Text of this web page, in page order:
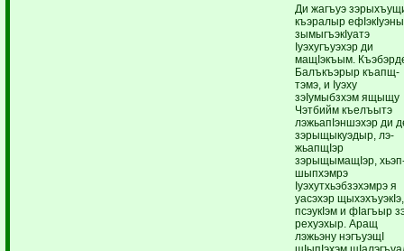
Ди жагъуэ
къэралыр
зымыгъэ­кIуатэ
Iуэхугъуэхэр ди
мащIэкъым.
Балъкъэрыр къапщ­
тэмэ, и Iуэху
зэIумыбзхэм ящыщу
Чэтбийм къелъытэ
лэжьапIэн­шэхэр ­ди
зэрыщыкуэдыр, лэ­
жьапщIэр
зэрыщымащIэр,
шыпхэмрэ
Iуэхутхьэбзэхэмрэ я
уасэхэр щыхэхъуэкIэ,
псэукIэм и фIагъыр
рехуэхыр. Аращ
лэжьэну нэгъуэщI